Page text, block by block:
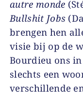
autre monde
Bullshit Jobs
brengen hen
visie bij op de
Bourdieu ons
slechts een
verschillende